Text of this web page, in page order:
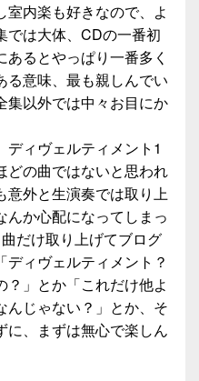
内楽も好きなので、よ
では大体、CDの一番初
るとやっぱり一番多く
る意味、最も親しんでい
集以外では中々お目にか
ィヴェルティメント1
どの曲ではないと思われ
意外と生演奏では取り上
か心配になってしまっ
だけ取り上げてブログ
ィヴェルティメント？
」とか「これだけ他よ
んじゃない？」とか、そ
に、まずは無心で楽しん